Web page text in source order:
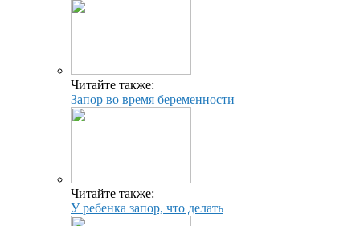
Читайте также:
Запор во время беременности
Читайте также:
У ребенка запор, что делать